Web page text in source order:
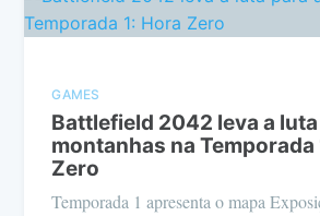
GAMES
Battlefield 2042 leva a
montanhas na Temporada
Zero
Temporada 1 apresenta o mapa